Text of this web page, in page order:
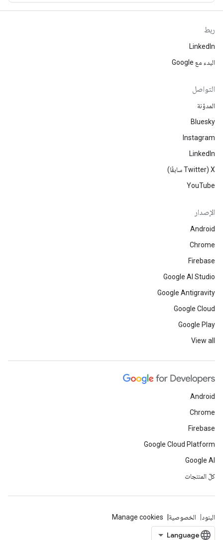
ربط
LinkedIn
البدء مع Google
التواصل
المدوّنة
Bluesky
Instagram
LinkedIn
‫X ‏(Twitter سابقًا)
YouTube
الإصدار
Android
Chrome
Firebase
Google AI Studio
Google Antigravity
Google Cloud
Google Play
View all
Android
Chrome
Firebase
Google Cloud Platform
Google AI
كلّ المنتجات
البنود الخصوصية Manage cookies